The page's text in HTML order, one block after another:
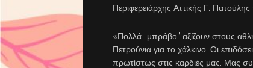
Περιφερειάρχης Αττικής Γ.
«Πολλά “μπράβο” αξίζουν στους
Πετρούνια για το χάλκινο. Οι
πρωτίστως στις καρδιές μας. Μας